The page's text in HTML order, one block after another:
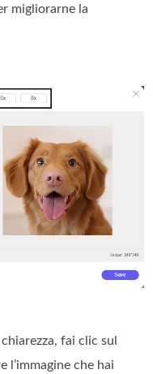
migliorarne la
fai clic sul
l’immagine che hai